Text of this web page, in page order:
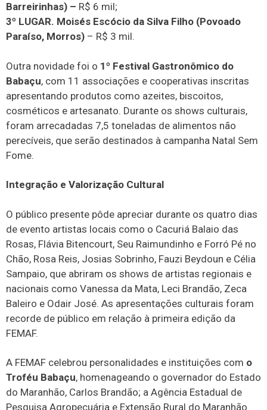
Barreirinhas) – R$ 6 mil;
3º LUGAR. Moisés Escócio da Silva Filho (Povoado
Paraíso, Morros) – R$ 3 mil.
Outra novidade foi o 1º Festival Gastronômico do
Babaçu, com 11 associações e cooperativas inscritas
apresentando produtos como azeites, biscoitos,
cosméticos e artesanato. Durante os shows culturais,
foram arrecadadas 7,5 toneladas de alimentos não
perecíveis, que serão destinados à campanha Natal Sem
Fome.
Integração e Valorização Cultural
O público presente pôde apreciar durante os quatro dias
de evento artistas locais como o Cacuriá Balaio das
Rosas, Flávia Bitencourt, Seu Raimundinho e Forró Pé no
Chão, Rosa Reis, Josias Sobrinho, Fauzi Beydoun e Célia
Sampaio, que abriram os shows de artistas regionais e
nacionais como Vanessa da Mata, Leci Brandão, Zeca
Baleiro e Odair José. As apresentações culturais foram
recorde de público em relação à primeira edição da
FEMAF.
A FEMAF celebrou personalidades e instituições com o
Troféu Babaçu, homenageando o governador do Estado
do Maranhão, Carlos Brandão; a Agência Estadual de
Pesquisa Agropecuária e Extensão Rural do Maranhão